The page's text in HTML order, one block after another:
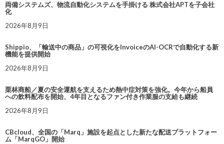
両備システムズ、物流自動化システムを手掛ける 株式会社APTを子会社
化
2026年8月9日
Shippio、「輸送中の商品」の可視化をInvoiceのAI-OCRで自動化する新
機能を提供開始
2026年8月9日
栗林商船／夏の安全運航を支えるため熱中症対策を強化。今年から船員
への飲料配布を開始、4年目となるファン付き作業服の支給も継続
2026年8月9日
CBcloud、全国の「Marq」施設を起点とした新たな配送プラットフォー
ム「MarqGO」開始